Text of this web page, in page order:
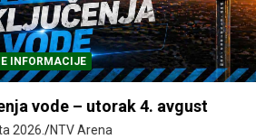
– utorak 4. avgust
Arena